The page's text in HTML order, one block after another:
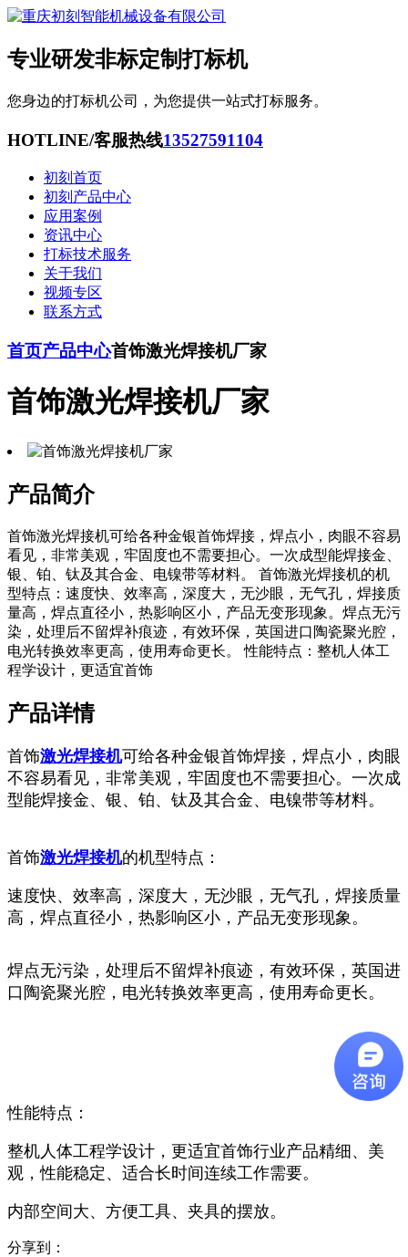
专业研发非标定制打标机
您身边的打标机公司，为您提供一站式打标服务。
HOTLINE/客服热线13527591104
初刻首页
初刻产品中心
应用案例
资讯中心
打标技术服务
关于我们
视频专区
联系方式
首页产品中心首饰激光焊接机厂家
首饰激光焊接机厂家
产品简介
首饰激光焊接机可给各种金银首饰焊接，焊点小，肉眼不容易
看见，非常美观，牢固度也不需要担心。一次成型能焊接金、
银、铂、钛及其合金、电镍带等材料。 首饰激光焊接机的机
型特点：速度快、效率高，深度大，无沙眼，无气孔，焊接质
量高，焊点直径小，热影响区小，产品无变形现象。焊点无污
染，处理后不留焊补痕迹，有效环保，英国进口陶瓷聚光腔，
电光转换效率更高，使用寿命更长。 性能特点：整机人体工
程学设计，更适宜首饰
产品详情
首饰激光焊接机可给各种金银首饰焊接，焊点小，肉眼
不容易看见，非常美观，牢固度也不需要担心。一次成
型能焊接金、银、铂、钛及其合金、电镍带等材料。
首饰激光焊接机的机型特点：
速度快、效率高，深度大，无沙眼，无气孔，焊接质量
高，焊点直径小，热影响区小，产品无变形现象。
焊点无污染，处理后不留焊补痕迹，有效环保，英国进
口陶瓷聚光腔，电光转换效率更高，使用寿命更长。
性能特点：
整机人体工程学设计，更适宜首饰行业产品精细、美
观，性能稳定、适合长时间连续工作需要。
内部空间大、方便工具、夹具的摆放。
分享到：